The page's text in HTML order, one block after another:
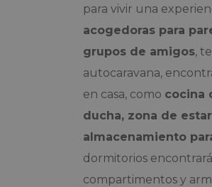
para vivir una
acogedoras para
grupos de amigos,
autocaravana,
en casa, como cocina
ducha, zona de
almacenamiento
dormitorios
compartimentos y